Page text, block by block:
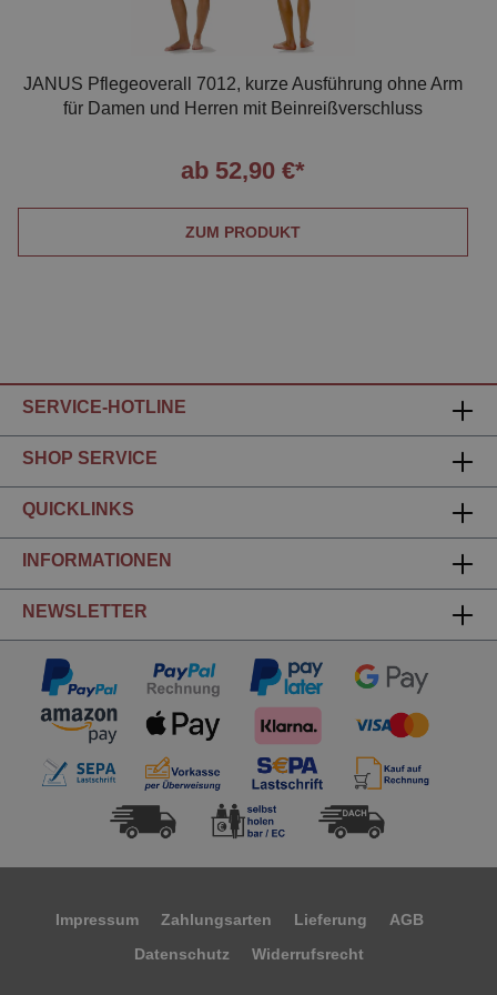
JANUS Pflegeoverall 7012, kurze Ausführung ohne Arm
für Damen und Herren mit Beinreißverschluss
ab 52,90 €*
ZUM PRODUKT
SERVICE-HOTLINE
SHOP SERVICE
QUICKLINKS
INFORMATIONEN
NEWSLETTER
Impressum Zahlungsarten Lieferung
AGB
Datenschutz
Widerrufsrecht